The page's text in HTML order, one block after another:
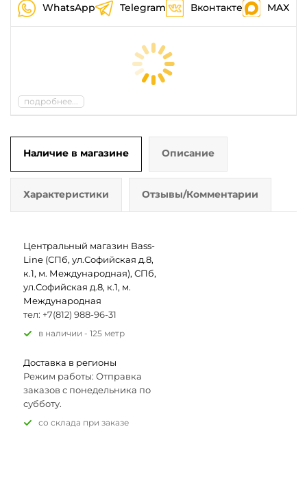
WhatsApp Telegram Вконтакте MAX
подробнее...
Наличие в магазине Описание
Характеристики Отзывы/Комментарии
Центральный магазин Bass-
Line (СПб, ул.Софийская д.8,
к.1, м. Международная), СПб,
ул.Софийская д.8, к.1, м.
Международная
тел: +7(812) 988-96-31
В наличии - 125 метр
Доставка в регионы
Режим работы: Отправка
заказов с понедельника по
субботу.
Со склада при заказе